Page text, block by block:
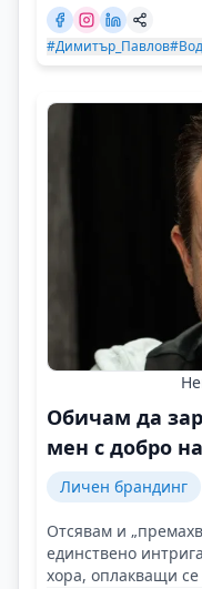
#Димитър_Павлов
Обичам да
мен с добро
Личен брандинг
Отсявам и
единствено
хора, оплакващи се